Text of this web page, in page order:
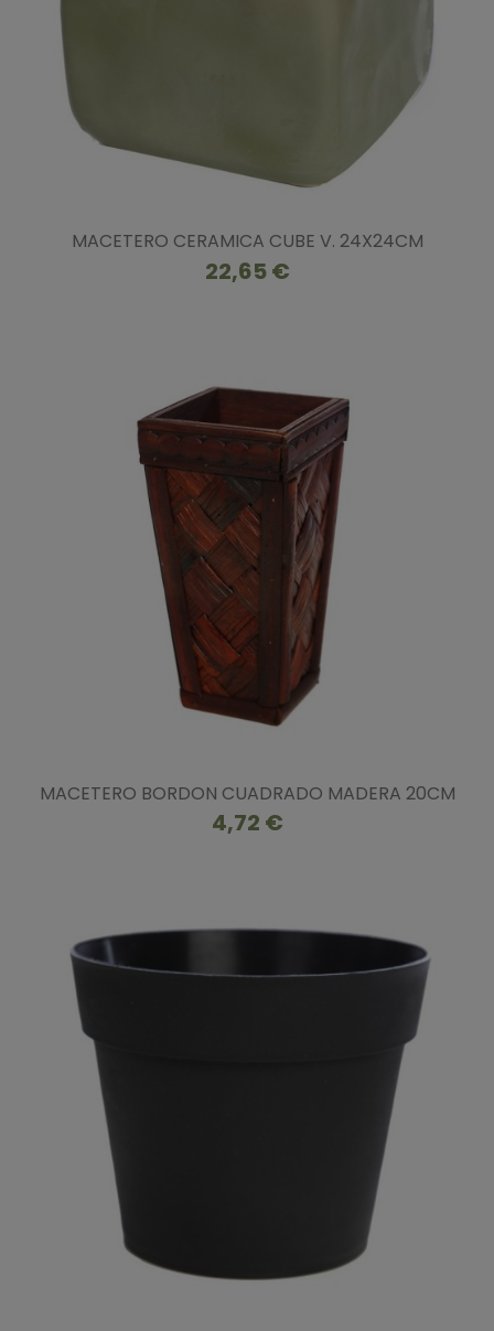
MACETERO CERAMICA CUBE V. 24X24CM
22,65 €
MACETERO BORDON CUADRADO MADERA 20CM
4,72 €